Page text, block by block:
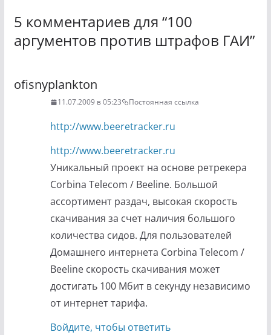
5 комментариев для “100
аргументов против штрафов ГАИ”
ofisnyplankton
11.07.2009 в 05:23 Постоянная ссылка
http://www.beeretracker.ru
http://www.beeretracker.ru
Уникальный проект на основе ретрекера
Corbina Telecom / Beeline. Большой
ассортимент раздач, высокая скорость
скачивания за счет наличия большого
количества сидов. Для пользователей
Домашнего интернета Corbina Telecom /
Beeline скорость скачивания может
достигать 100 Мбит в секунду независимо
от интернет тарифа.
Войдите, чтобы ответить